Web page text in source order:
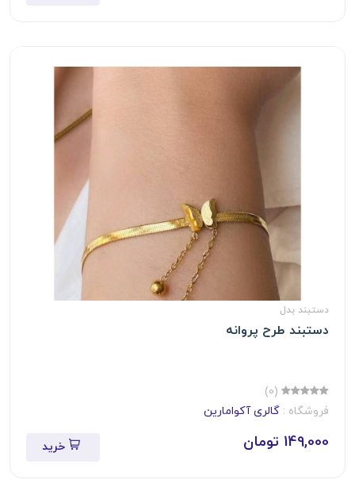
دستبند بدل
دستبند طرح پروانه
(0)
فروشگاه : گالری آکوامارین
149,000 تومان خرید